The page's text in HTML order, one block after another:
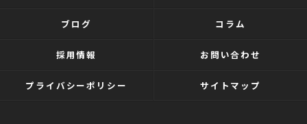
ブログ コラム
採用情報 お問い合わせ
プライバシーポリシー サイトマップ